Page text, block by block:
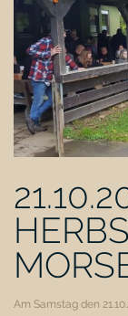
Am Samstag den